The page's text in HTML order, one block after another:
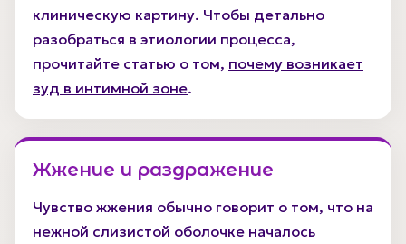
клиническую картину. Чтобы детально
разобраться в этиологии процесса,
прочитайте статью о том, почему возникает
зуд в интимной зоне.
Жжение и раздражение
Чувство жжения обычно говорит о том, что на
нежной слизистой оболочке началось